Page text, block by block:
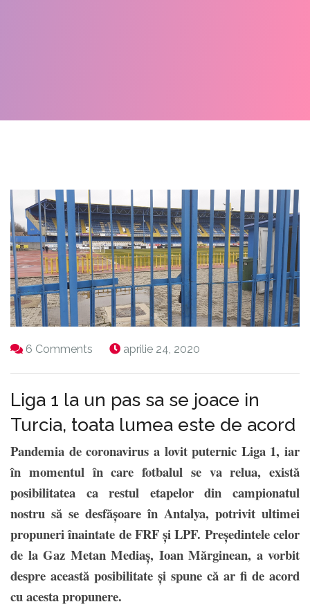
6 Comments aprilie 24, 2020
Liga 1 la un pas sa se joace in
Turcia, toata lumea este de acord
Pandemia de coronavirus a lovit puternic Liga 1, iar
în momentul în care fotbalul se va relua, există
posibilitatea ca restul etapelor din campionatul
nostru să se desfășoare în Antalya, potrivit ultimei
propuneri înaintate de FRF și LPF. Președintele celor
de la Gaz Metan Mediaș, Ioan Mărginean, a vorbit
despre această posibilitate și spune că ar fi de acord
cu acesta propunere.